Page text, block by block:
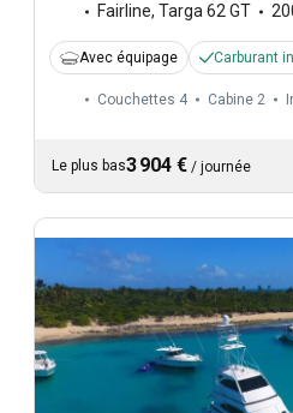
Fairline, Targa 62 GT
Avec équipage Carburant
Couchettes 4 Cabine 2
Le plus bas3 904 € / journée